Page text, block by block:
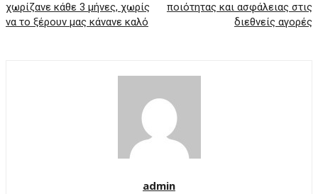
χωρίζανε κάθε 3 μήνες, χωρίς
να το ξέρουν μας κάνανε καλό
ποιότητας και ασφάλειας στις
διεθνείς αγορές
admin